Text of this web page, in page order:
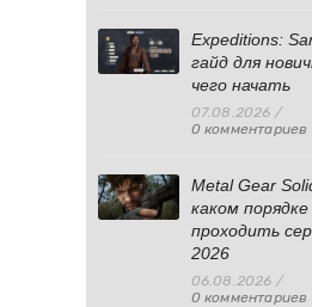
Expeditions:
гайд для
чего начать
07.08.2026 /
0 комментариев
Metal Gear
каком порядке
проходить
2026
06.08.2026 /
0 комментариев